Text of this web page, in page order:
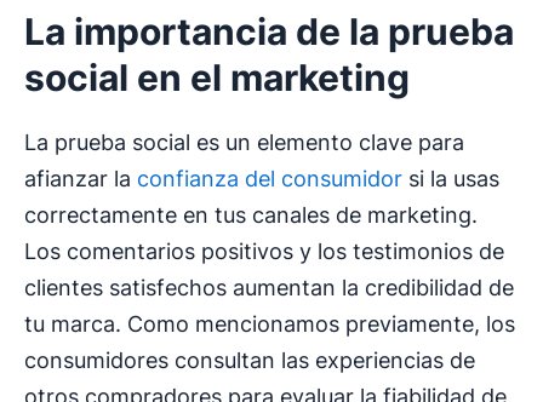
La importancia de la prueba
social en el marketing
La prueba social es un elemento clave para
afianzar la confianza del consumidor si la usas
correctamente en tus canales de marketing.
Los comentarios positivos y los testimonios de
clientes satisfechos aumentan la credibilidad de
tu marca. Como mencionamos previamente, los
consumidores consultan las experiencias de
otros compradores para evaluar la fiabilidad de